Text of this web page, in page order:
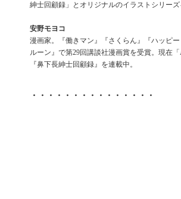
紳士回顧録」とオリジナルのイラストシリーズ
安野モヨコ
漫画家。『働きマン』『さくらん』『ハッピ
ルーン』で第29回講談社漫画賞を受賞。現在
『鼻下長紳士回顧録』を連載中。
・・・・・・・・・・・・・・・